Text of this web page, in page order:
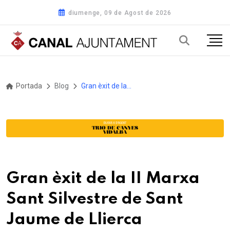
diumenge, 09 de Agost de 2026
Portada Blog
Gran èxit de la II Marxa
Sant Silvestre de Sant
Jaume de Llierca